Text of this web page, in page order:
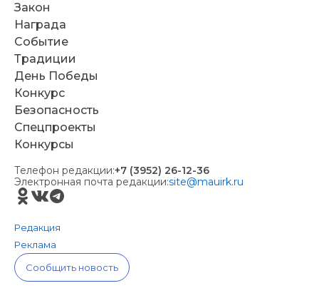
Закон
Награда
Событие
Традиции
День Победы
Конкурс
Безопасность
Спецпроекты
Конкурсы
Телефон редакции:+7 (3952) 26-12-36
Электронная почта редакции:site@mauirk.ru
Редакция
Реклама
Сообщить новость